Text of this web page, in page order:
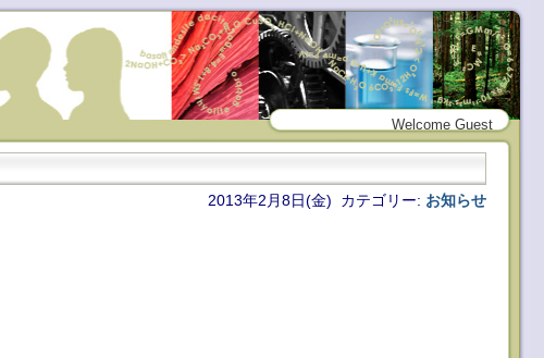
Welcome Guest
2013年2月8日(金) カテゴリー: お知らせ